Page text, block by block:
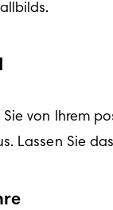
Sie von Ihrem
Lassen Sie